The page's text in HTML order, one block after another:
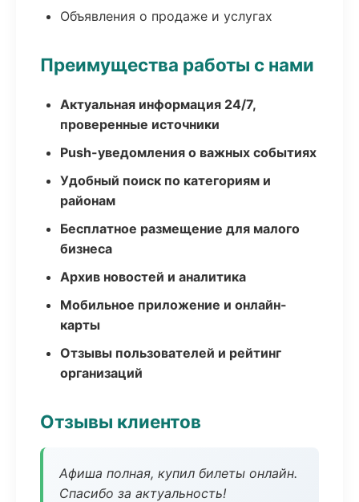
Объявления о продаже и услугах
Преимущества работы с нами
Актуальная информация 24/7,
проверенные источники
Push-уведомления о важных событиях
Удобный поиск по категориям и
районам
Бесплатное размещение для малого
бизнеса
Архив новостей и аналитика
Мобильное приложение и онлайн-
карты
Отзывы пользователей и рейтинг
организаций
Отзывы клиентов
Афиша полная, купил билеты онлайн.
Спасибо за актуальность!